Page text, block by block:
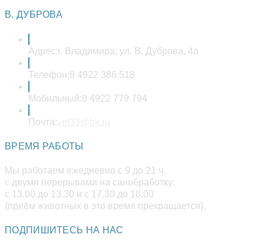
В. ДУБРОВА
Адрес:г. Владимира: ул. В. Дуброва, 4а
Телефон:8 4922 386 518
Мобильный:8 4922 779 794
Почта:
ВРЕМЯ РАБОТЫ
Мы работаем ежедневно с 9 до 21 ч.
с двумя перерывами на санобработку:
с 13.00 до 13.30 и с 17.30 до 18.00
(приём животных в это время прекращается).
ПОДПИШИТЕСЬ НА НАС